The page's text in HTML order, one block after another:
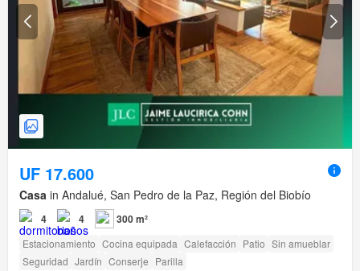
UF 17.600
Casa in Andalué, San Pedro de la Paz, Región del Biobío
4 4 300 m²
Estacionamiento Cocina equipada Calefacción Patio Sin amueblar
Seguridad Jardín Conserje Parilla